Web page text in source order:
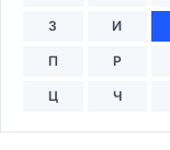
З И
П Р
Ц Ч